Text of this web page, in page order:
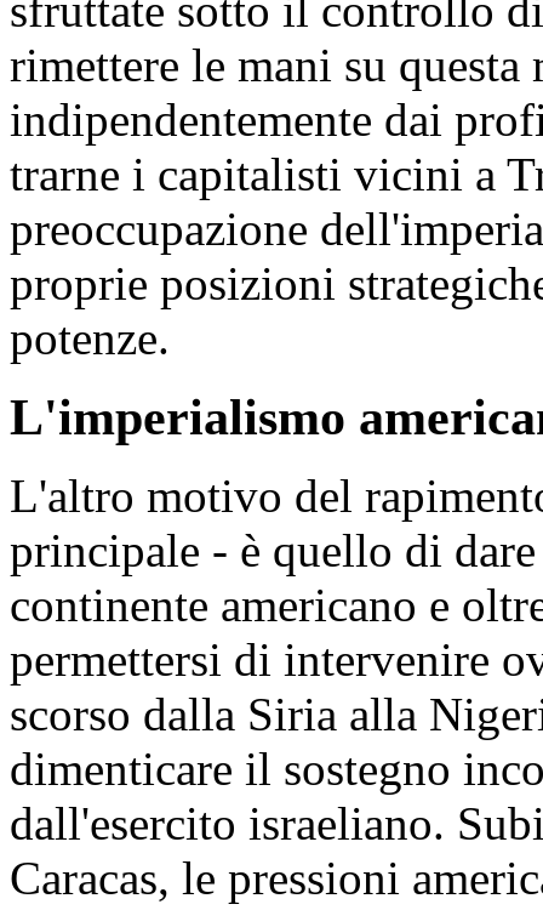
sfruttate sotto il controllo
rimettere le mani su
indipendentemente dai
trarne i capitalisti vicini a
preoccupazione
proprie posizioni
potenze.
L'imperialismo
L'altro motivo del
principale - è quello di
continente americano e
permettersi di intervenire
scorso dalla Siria alla
dimenticare il sostegno
dall'esercito israeliano.
Caracas, le pressioni